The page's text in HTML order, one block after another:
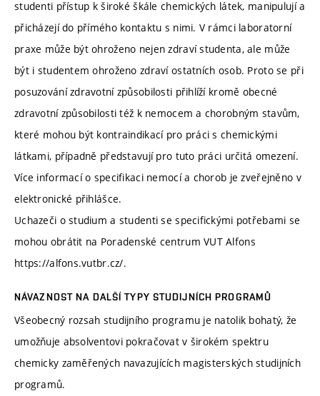
studenti přístup k široké škále chemických látek, manipulují a
přicházejí do přímého kontaktu s nimi. V rámci laboratorní
praxe může být ohroženo nejen zdraví studenta, ale může
být i studentem ohroženo zdraví ostatních osob. Proto se při
posuzování zdravotní způsobilosti přihlíží kromě obecné
zdravotní způsobilosti též k nemocem a chorobným stavům,
které mohou být kontraindikací pro práci s chemickými
látkami, případně představují pro tuto práci určitá omezení.
Více informací o specifikaci nemocí a chorob je zveřejněno v
elektronické přihlášce.
Uchazeči o studium a studenti se specifickými potřebami se
mohou obrátit na Poradenské centrum VUT Alfons
https://alfons.vutbr.cz/.
NÁVAZNOST NA DALŠÍ TYPY STUDIJNÍCH PROGRAMŮ
Všeobecný rozsah studijního programu je natolik bohatý, že
umožňuje absolventovi pokračovat v širokém spektru
chemicky zaměřených navazujících magisterských studijních
programů.